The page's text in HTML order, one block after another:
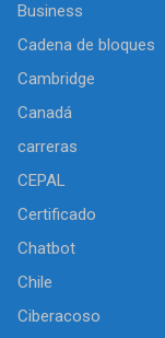
Business
Cadena de bloques
Cambridge
Canadá
carreras
CEPAL
Certificado
Chatbot
Chile
Ciberacoso